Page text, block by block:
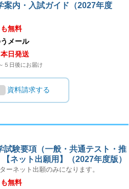
案内・入試ガイド（2027年度
無料
メール
本日発送
５日後にお届け
資料請求する
試験要項（一般・共通テスト・推
ネット出願用】（2027年度版）
ーネット出願のみになります。
無料